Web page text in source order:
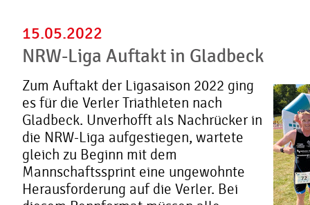
15.05.2022
NRW-Liga Auftakt in Gladbeck
Zum Auftakt der Ligasaison 2022 ging
es für die Verler Triathleten nach
Gladbeck. Unverhofft als Nachrücker in
die NRW-Liga aufgestiegen, wartete
gleich zu Beginn mit dem
Mannschaftssprint eine ungewohnte
Herausforderung auf die Verler. Bei